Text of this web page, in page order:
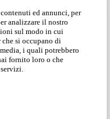
ed annunci, per
analizzare il nostro
sul modo in cui
si occupano di
i quali potrebbero
fornito loro o che